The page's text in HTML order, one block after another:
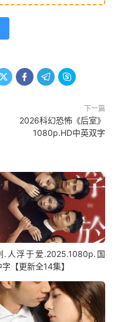
   
下一篇
2026科幻恐怖《后室》
1080p.HD中英双字
.人浮于爱.2025.1080p.国
【更新全14集】